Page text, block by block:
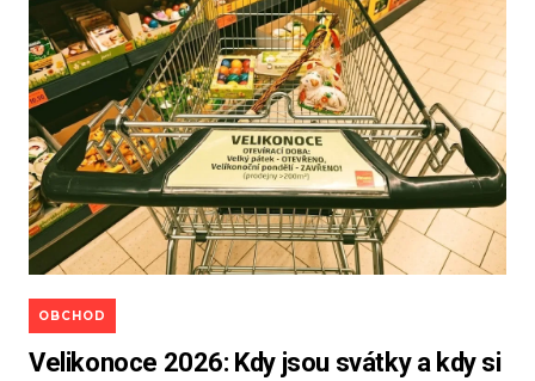
OBCHOD
Velikonoce 2026: Kdy jsou svátky a kdy si